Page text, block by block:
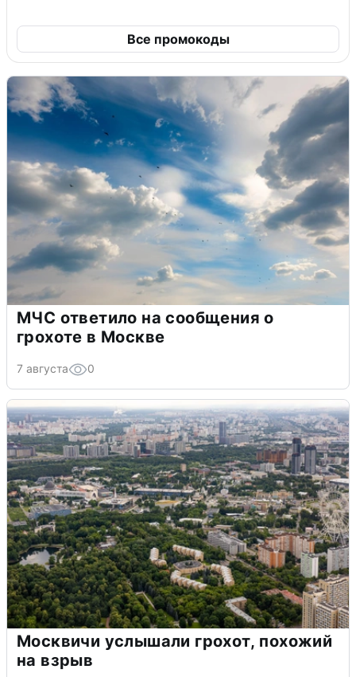
Все промокоды
МЧС ответило на сообщения о
грохоте в Москве
7 августа 0
Москвичи услышали грохот, похожий
на взрыв